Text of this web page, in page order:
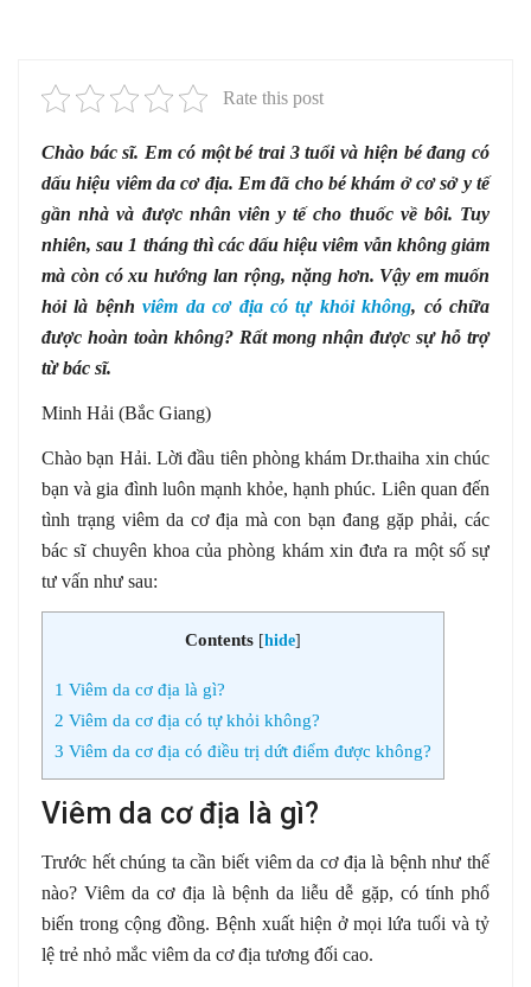
Rate this post
Chào bác sĩ. Em có một bé trai 3 tuổi và hiện bé đang có
dấu hiệu viêm da cơ địa. Em đã cho bé khám ở cơ sở y tế
gần nhà và được nhân viên y tế cho thuốc về bôi. Tuy
nhiên, sau 1 tháng thì các dấu hiệu viêm vẫn không giảm
mà còn có xu hướng lan rộng, nặng hơn. Vậy em muốn
hỏi là bệnhviêm da cơ địa có tự khỏi không, có chữa
được hoàn toàn không? Rất mong nhận được sự hỗ trợ
từ bác sĩ.
Minh Hải (Bắc Giang)
Chào bạn Hải. Lời đầu tiên phòng khám Dr.thaiha xin chúc
bạn và gia đình luôn mạnh khỏe, hạnh phúc. Liên quan đến
tình trạng viêm da cơ địa mà con bạn đang gặp phải, các
bác sĩ chuyên khoa của phòng khám xin đưa ra một số sự
tư vấn như sau:
Contents [hide]
1 Viêm da cơ địa là gì?
2 Viêm da cơ địa có tự khỏi không?
3 Viêm da cơ địa có điều trị dứt điểm được không?
Viêm da cơ địa là gì?
Trước hết chúng ta cần biết viêm da cơ địa là bệnh như thế
nào? Viêm da cơ địa là bệnh da liễu dễ gặp, có tính phổ
biến trong cộng đồng. Bệnh xuất hiện ở mọi lứa tuổi và tỷ
lệ trẻ nhỏ mắc viêm da cơ địa tương đối cao.